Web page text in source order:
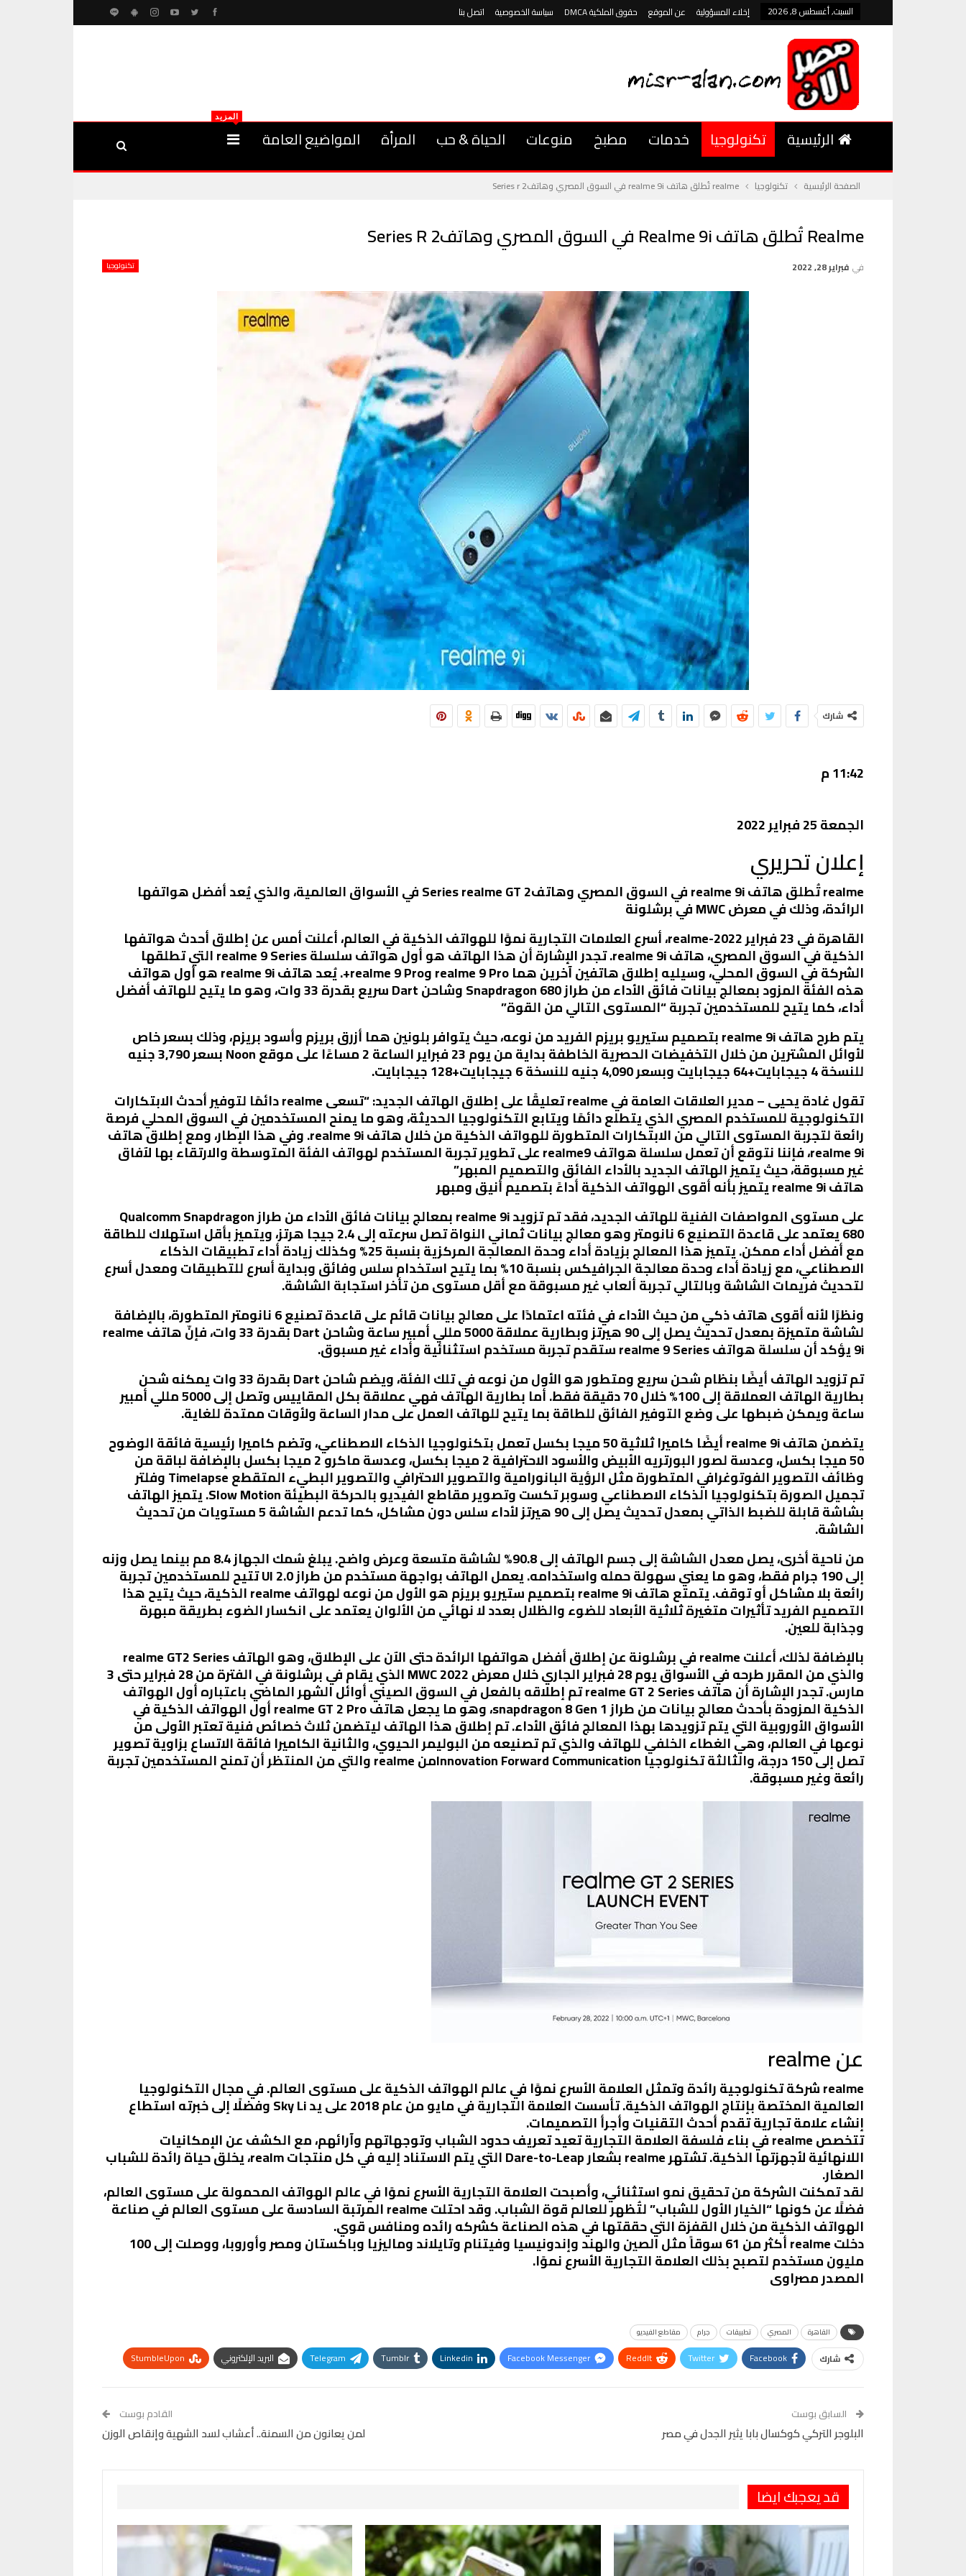
السبت, أغسطس 8, 2026 إخلاء المسؤولية عن الموقع حقوق الملكية DMCA سياسة الخصوصية اتصل بنا
الرئيسية تكنولوجيا خدمات مطبخ منوعات الحياة & حب المرأة المواضيع العامة
المزيد
الصفحة الرئيسية تكنولوجيا realme تُطلق هاتف realme 9i في السوق المصري وهاتف2 Series r
Realme تُطلق هاتف Realme 9i في السوق المصري وهاتف2 Series R
تكنولوجيا في فبراير 28, 2022
شارك
11:42 م
الجمعة 25 فبراير 2022
إعلان تحريري
realme تُطلق هاتف realme 9i في السوق المصري وهاتف2 Series realme GT في الأسواق العالمية، والذي يُعد أفضل هواتفها
الرائدة، وذلك في معرض MWC في برشلونة
القاهرة في 23 فبراير 2022-realme، أسرع العلامات التجارية نموًا للهواتف الذكية في العالم، أعلنت أمس عن إطلاق أحدث هواتفها
الذكية في السوق المصري، هاتف realme 9i. تجدر الإشارة أن هذا الهاتف هو أول هواتف سلسلة realme 9 Series التي تطلقها
الشركة في السوق المحلي، وسيليه إطلاق هاتفين آخرين هما realme 9 Pro وrealme 9 Pro+. يُعد هاتف realme 9i هو أول هواتف
هذه الفئة المزود بمعالج بيانات فائق الأداء من طراز Snapdragon 680 وشاحن Dart سريع بقدرة 33 وات، وهو ما يتيح للهاتف أفضل
أداء، كما يتيح للمستخدمين تجربة “المستوى التالي من القوة”
يتم طرح هاتف realme 9i بتصميم ستيريو بريزم الفريد من نوعه، حيث يتوافر بلونين هما أزرق بريزم وأسود بريزم، وذلك بسعر خاص
لأوائل المشترين من خلال التخفيضات الحصرية الخاطفة بداية من يوم 23 فبراير الساعة 2 مساءًا على موقع Noon بسعر 3,790 جنيه
للنسخة 4 جيجابايت+64 جيجابايت وبسعر 4,090 جنيه للنسخة 6 جيجابايت+128 جيجابايت.
تقول غادة يحيى – مدير العلاقات العامة في realme تعليقًا على إطلاق الهاتف الجديد: “تسعى realme دائمًا لتوفير أحدث الابتكارات
التكنولوجية للمستخدم المصري الذي يتطلع دائمًا ويتابع التكنولوجيا الحديثة، وهو ما يمنح المستخدمين في السوق المحلي فرصة
رائعة لتجربة المستوى التالي من الابتكارات المتطورة للهواتف الذكية من خلال هاتف realme 9i. وفي هذا الإطار، ومع إطلاق هاتف
realme 9i، فإننا نتوقع أن تعمل سلسلة هواتف realme9 على تطوير تجربة المستخدم لهواتف الفئة المتوسطة والارتقاء بها لآفاق
غير مسبوقة، حيث يتميز الهاتف الجديد بالأداء الفائق والتصميم المبهر”
هاتف realme 9i يتميز بأنه أقوى الهواتف الذكية أداءً بتصميم أنيق ومبهر
على مستوى المواصفات الفنية للهاتف الجديد، فقد تم تزويد realme 9i بمعالج بيانات فائق الأداء من طراز Qualcomm Snapdragon
680 يعتمد على قاعدة التصنيع 6 نانومتر وهو معالج بيانات ثماني النواة تصل سرعته إلى 2.4 جيجا هرتز، ويتميز بأقل استهلاك للطاقة
مع أفضل أداء ممكن. يتميز هذا المعالج بزيادة أداء وحدة المعالجة المركزية بنسبة 25% وكذلك زيادة أداء تطبيقات الذكاء
الاصطناعي، مع زيادة أداء وحدة معالجة الجرافيكس بنسبة 10% بما يتيح استخدام سلس وفائق وبداية أسرع للتطبيقات ومعدل أسرع
لتحديث فريمات الشاشة وبالتالي تجربة ألعاب غير مسبوقة مع أقل مستوى من تأخر استجابة الشاشة.
ونظرًا لأنه أقوى هاتف ذكي من حيث الأداء في فئته اعتمادًا على معالج بيانات قائم على قاعدة تصنيع 6 نانومتر المتطورة، بالإضافة
لشاشة متميزة بمعدل تحديث يصل إلى 90 هيرتز وبطارية عملاقة 5000 مللي أمبير ساعة وشاحن Dart بقدرة 33 وات، فإنّ هاتف realme
9i يؤكد أن سلسلة هواتف realme 9 Series ستقدم تجربة مستخدم استثنائية وأداء غير مسبوق.
تم تزويد الهاتف أيضًا بنظام شحن سريع ومتطور هو الأول من نوعه في تلك الفئة، ويضم شاحن Dart بقدرة 33 وات يمكنه شحن
بطارية الهاتف العملاقة إلى 100% خلال 70 دقيقة فقط. أما بطارية الهاتف فهي عملاقة بكل المقاييس وتصل إلى 5000 مللي أمبير
ساعة ويمكن ضبطها على وضع التوفير الفائق للطاقة بما يتيح للهاتف العمل على مدار الساعة ولأوقات ممتدة للغاية.
يتضمن هاتف realme 9i أيضًا كاميرا ثلاثية 50 ميجا بكسل تعمل بتكنولوجيا الذكاء الاصطناعي، وتضم كاميرا رئيسية فائقة الوضوح
50 ميجا بكسل، وعدسة لصور البورتريه الأبيض والأسود الاحترافية 2 ميجا بكسل، وعدسة ماكرو 2 ميجا بكسل بالإضافة لباقة من
وظائف التصوير الفوتوغرافي المتطورة مثل الرؤية البانورامية والتصوير الاحترافي والتصوير البطيء المتقطع Timelapse وفلتر
تجميل الصورة بتكنولوجيا الذكاء الاصطناعي وسوبر تكست وتصوير مقاطع الفيديو بالحركة البطيئة Slow Motion. يتميز الهاتف
بشاشة قابلة للضبط الذاتي بمعدل تحديث يصل إلى 90 هيرتز لأداء سلس دون مشاكل، كما تدعم الشاشة 5 مستويات من تحديث
الشاشة.
من ناحية أخرى، يصل معدل الشاشة إلى جسم الهاتف إلى 90.8% لشاشة متسعة وعرض واضح. يبلغ سُمك الجهاز 8.4 مم بينما يصل وزنه
إلى 190 جرام فقط، وهو ما يعني سهولة حمله واستخدامه. يعمل الهاتف بواجهة مستخدم من طراز UI 2.0 تتيح للمستخدمين تجربة
رائعة بلا مشاكل أو توقف. يتمتع هاتف realme 9i بتصميم ستيريو بريزم هو الأول من نوعه لهواتف realme الذكية، حيث يتيح هذا
التصميم الفريد تأثيرات متغيرة ثلاثية الأبعاد للضوء والظلال بعدد لا نهائي من الألوان يعتمد على انكسار الضوء بطريقة مبهرة
وجذابة للعين.
بالإضافة لذلك، أعلنت realme في برشلونة عن إطلاق أفضل هواتفها الرائدة حتى الآن على الإطلاق، وهو الهاتف realme GT2 Series
والذي من المقرر طرحه في الأسواق يوم 28 فبراير الجاري خلال معرض MWC 2022 الذي يقام في برشلونة في الفترة من 28 فبراير حتى 3
مارس. تجدر الإشارة أن هاتف realme GT 2 Series تم إطلاقه بالفعل في السوق الصيني أوائل الشهر الماضي باعتباره أول الهواتف
الذكية المزودة بأحدث معالج بيانات من طراز snapdragon 8 Gen 1، وهو ما يجعل هاتف realme GT 2 Pro أول الهواتف الذكية في
الأسواق الأوروبية التي يتم تزويدها بهذا المعالج فائق الأداء. تم إطلاق هذا الهاتف ليتضمن ثلاث خصائص فنية تعتبر الأولى من
نوعها في العالم، وهي الغطاء الخلفي للهاتف والذي تم تصنيعه من البوليمر الحيوي، والثانية الكاميرا فائقة الاتساع بزاوية تصوير
تصل إلى 150 درجة، والثالثة تكنولوجيا Innovation Forward Communicationمن realme والتي من المنتظر أن تمنح المستخدمين تجربة
رائعة وغير مسبوقة.
عن realme
realme شركة تكنولوجية رائدة وتمثل العلامة الأسرع نموًا في عالم الهواتف الذكية على مستوى العالم. في مجال التكنولوجيا
العالمية المختصة بإنتاج الهواتف الذكية. تأسست العلامة التجارية في مايو من عام 2018 على يد Sky Li وفضلًا إلى خبرته استطاع
إنشاء علامة تجارية تقدم أحدث التقنيات وأجرأ التصميمات.
تتخصص realme في بناء فلسفة العلامة التجارية تعيد تعريف حدود الشباب وتوجهاتهم وآرائهم، مع الكشف عن الإمكانيات
اللانهائية لأجهزتها الذكية. تشتهر realme بشعار Dare-to-Leap التي يتم الاستناد إليه في كل منتجات realm، يخلق حياة رائدة للشباب
الصغار.
لقد تمكنت الشركة من تحقيق نمو استثنائي، وأصبحت العلامة التجارية الأسرع نموًا في عالم الهواتف المحمولة على مستوى العالم،
فضلًا عن كونها “الخيار الأول للشباب” لتُظهر للعالم قوة الشباب. وقد احتلت realme المرتبة السادسة على مستوى العالم في صناعة
الهواتف الذكية من خلال القفزة التي حققتها في هذه الصناعة كشركه رائده ومنافس قوي.
دخلت realme أكثر من 61 سوقاً مثل الصين والهند وإندونيسيا وفيتنام وتايلاند وماليزيا وباكستان ومصر وأوروبا، ووصلت إلى 100
مليون مستخدم لتصبح بذلك العلامة التجارية الأسرع نموًا.
المصدر مصراوى
القاهرة المصري تطبيقات جرام مقاطع الفيديو
شارك Facebook
Twitter
ReddIt
Facebook Messenger
Linkedin
Tumblr
Telegram البريد الإلكتروني
StumbleUpon
السابق بوست
البلوجر التركي كوكسال بابا يثير الجدل في مصر
القادم بوست
لمن يعانون من السمنة.. أعشاب لسد الشهية وإنقاص الوزن
قد يعجبك ايضا